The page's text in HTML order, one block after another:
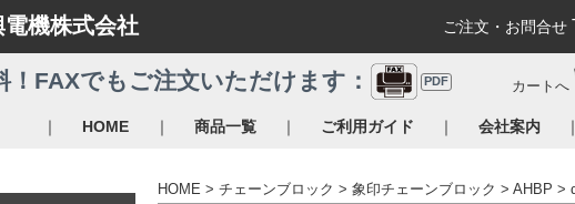
電機株式会社 ご注文・お問合せ
｜ HOME ｜ 商品一覧 ｜ ご利用ガイド ｜ 会社案内 ｜
！FAXでもご注文いただけます： PDF カートへ
HOME チェーンブロック 象印チェーンブロック AHBP